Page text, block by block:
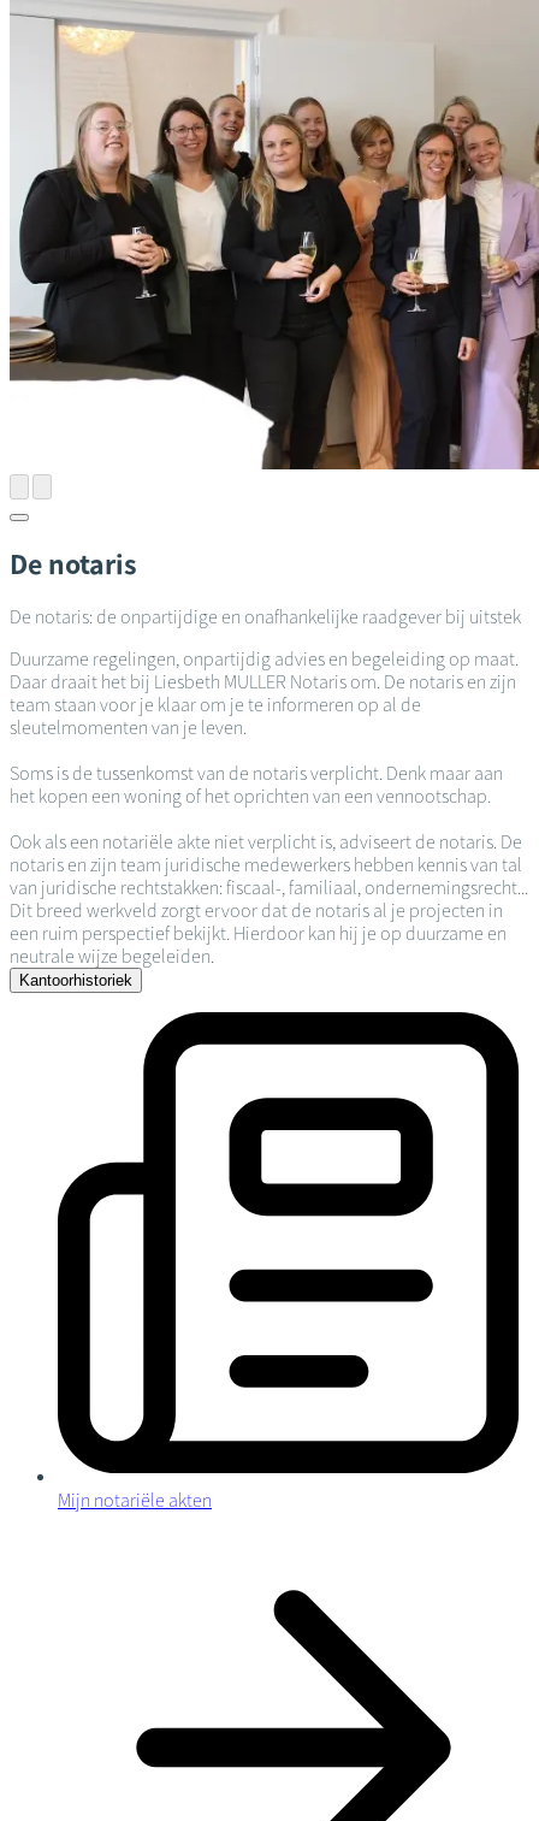
De notaris
De notaris: de onpartijdige en onafhankelijke raadgever bij uitstek
Duurzame regelingen, onpartijdig advies en begeleiding op maat.
Daar draait het bij Liesbeth MULLER Notaris om. De notaris en zijn
team staan voor je klaar om je te informeren op al de
sleutelmomenten van je leven.
Soms is de tussenkomst van de notaris verplicht. Denk maar aan
het kopen een woning of het oprichten van een vennootschap.
Ook als een notariële akte niet verplicht is, adviseert de notaris. De
notaris en zijn team juridische medewerkers hebben kennis van tal
van juridische rechtstakken: fiscaal-, familiaal, ondernemingsrecht...
Dit breed werkveld zorgt ervoor dat de notaris al je projecten in
een ruim perspectief bekijkt. Hierdoor kan hij je op duurzame en
neutrale wijze begeleiden.
Kantoorhistoriek
Mijn notariële akten